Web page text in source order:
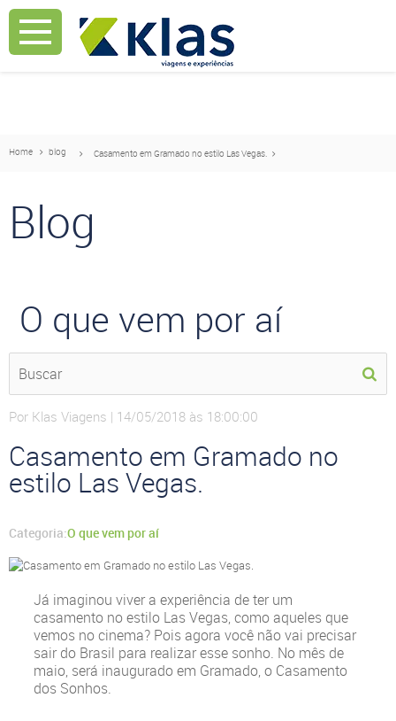
Mostrar Aviso
Home blog Casamento em Gramado no estilo Las Vegas.
Blog
O que vem por aí
Por Klas Viagens | 14/05/2018 às 18:00:00
Casamento em Gramado no
estilo Las Vegas.
Categoria:O que vem por aí
Já imaginou viver a experiência de ter um
casamento no estilo Las Vegas, como aqueles que
vemos no cinema? Pois agora você não vai precisar
sair do Brasil para realizar esse sonho. No mês de
maio, será inaugurado em Gramado, o Casamento
dos Sonhos.